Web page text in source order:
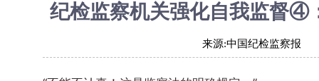
纪检监察机关强化自我监督④
来源:中国纪检监察报